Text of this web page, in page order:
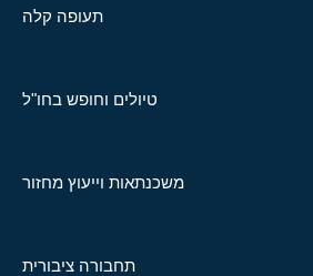
תעופה קלה
טיולים וחופש בחו"ל
משכנתאות וייעוץ מחזור
תחבורה ציבורית